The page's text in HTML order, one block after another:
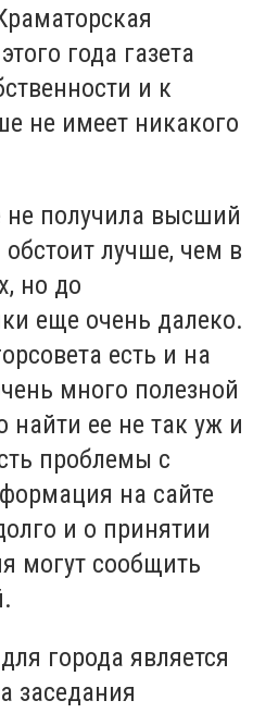
года газета
и к
не имеет никакого
не получила высший
лучше, чем в
но до
еще очень далеко.
есть и на
много полезной
ее не так уж и
проблемы с
на сайте
и о принятии
могут сообщить
города является
заседания